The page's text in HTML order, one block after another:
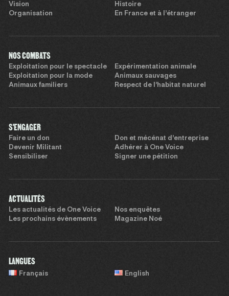
Vision
Histoire
Organisation
En France et à l’étranger
NOS COMBATS
Exploitation pour le spectacle
Expérimentation animale
Exploitation pour la mode
Animaux sauvages
Animaux familiers
Respect de l’habitat naturel
S'ENGAGER
Faire un don
Don et mécénat d’entreprise
Devenir Militant
Adhérer à One Voice
Sensibiliser
Signer une pétition
ACTUALITÉS
Les actualités de One Voice
Nos enquêtes
Les prochains évènements
Magazine Noé
LANGUES
Français English